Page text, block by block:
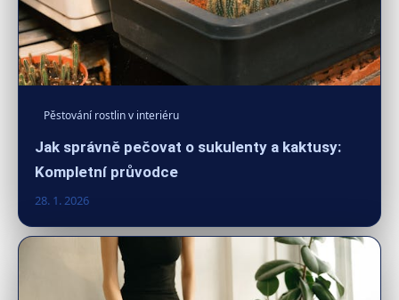
Pěstování rostlin v interiéru
Jak správně pečovat o sukulenty a kaktusy:
Kompletní průvodce
28. 1. 2026